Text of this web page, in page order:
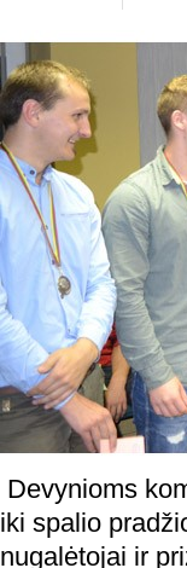
Devynioms
iki spalio
nugalėtojai ir